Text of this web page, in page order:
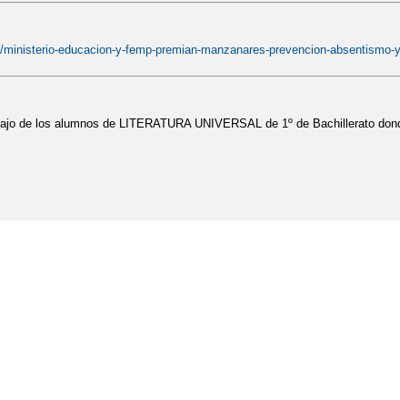
educacion-y-femp-premian-manzanares-prevencion-absentismo-
de los alumnos de LITERATURA UNIVERSAL de 1º de Bachillerato